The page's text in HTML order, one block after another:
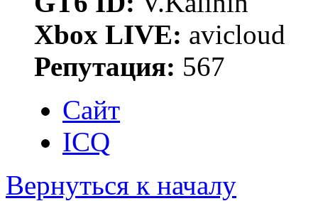
Xbox LIVE: avicloud
Репутация: 567
Сайт
ICQ
Вернуться к началу